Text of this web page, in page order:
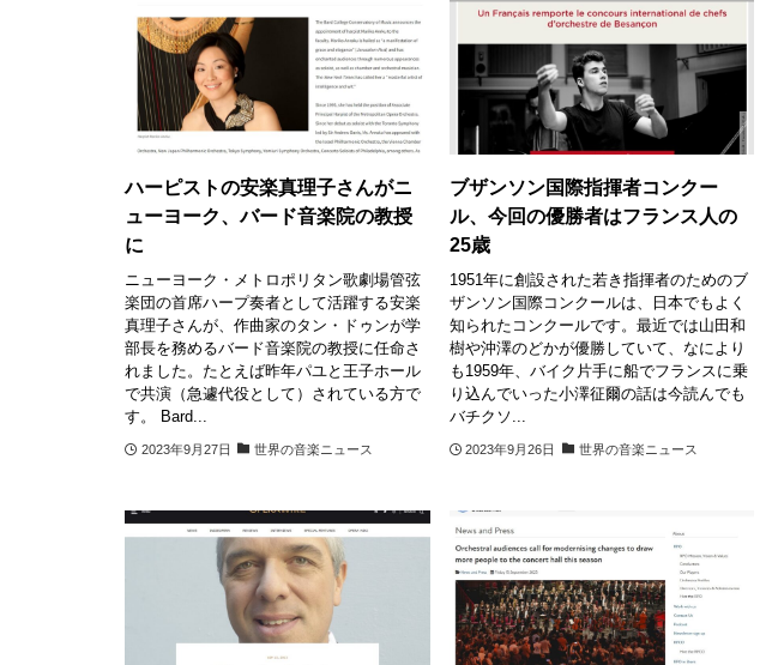
ハーピストの安楽真理子さんがニ
ューヨーク、バード音楽院の教授
に
ニューヨーク・メトロポリタン歌劇場管弦
楽団の首席ハープ奏者として活躍する安楽
真理子さんが、作曲家のタン・ドゥンが学
部長を務めるバード音楽院の教授に任命さ
れました。たとえば昨年パユと王子ホール
で共演（急遽代役として）されている方で
す。 Bard...
2023年9月27日 世界の音楽ニュース
ブザンソン国際指揮者コンクー
ル、今回の優勝者はフランス人の
25歳
1951年に創設された若き指揮者のためのブ
ザンソン国際コンクールは、日本でもよく
知られたコンクールです。最近では山田和
樹や沖澤のどかが優勝していて、なにより
も1959年、バイク片手に船でフランスに乗
り込んでいった小澤征爾の話は今読んでも
バチクソ...
2023年9月26日 世界の音楽ニュース